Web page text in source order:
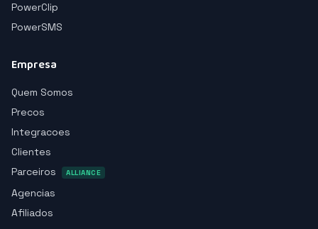
PowerClip
PowerSMS
Empresa
Quem Somos
Precos
Integracoes
Clientes
Parceiros
ALLIANCE
Agencias
Afiliados